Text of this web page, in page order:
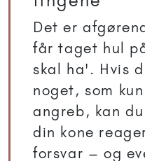
Det er
får taget hul
skal ha'. Hvis
noget, som
angreb, kan
din kone
forsvar – og